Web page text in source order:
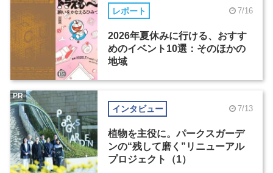
レポート 7/16
2026年夏休みに行ける、おすす
めのイベント10選：そのほかの
地域
インタビュー 7/13
植物を主役に。パークスガーデ
ンの“残して磨く”リニューアル
プロジェクト（1）
PR